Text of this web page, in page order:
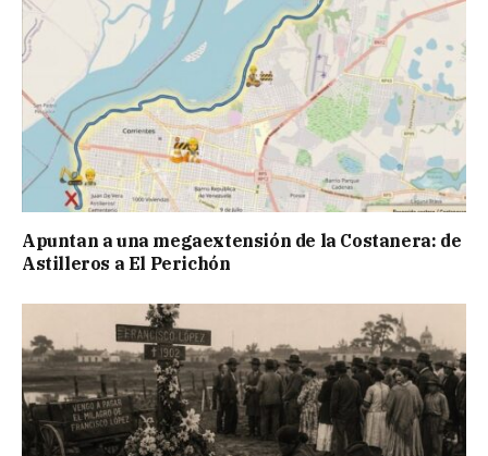
Apuntan a una megaextensión de la Costanera: de
Astilleros a El Perichón